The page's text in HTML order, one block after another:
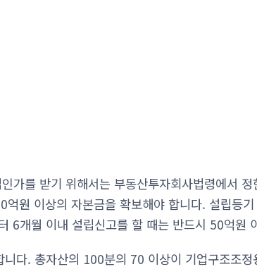
가를 받기 위해서는 부동산투자회사법령에서
원 이상의 자본금을 확보해야 합니다. 설립등
6개월 이내 설립신고를 할 때는 반드시 50억원
다. 총자산의 100분의 70 이상이 기업구조조